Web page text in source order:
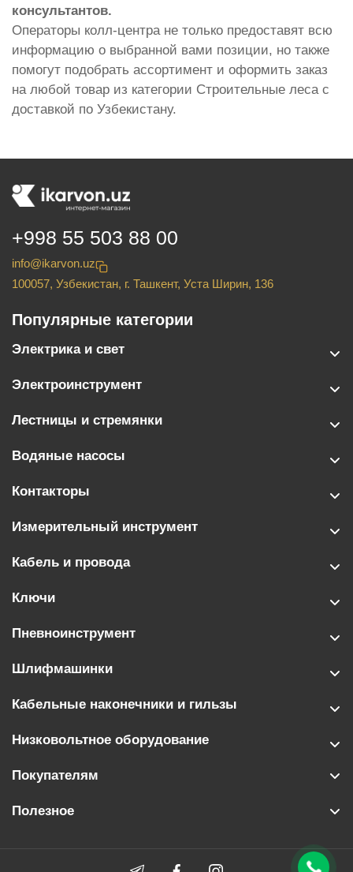
консультантов.
Операторы колл-центра не только предоставят всю
информацию о выбранной вами позиции, но также
помогут подобрать ассортимент и оформить заказ
на любой товар из категории Строительные леса с
доставкой по Узбекистану.
+998 55 503 88 00
info@ikarvon.uz
100057, Узбекистан, г. Ташкент, Уста Ширин, 136
Популярные категории
Электрика и свет
Электроинструмент
Лестницы и стремянки
Водяные насосы
Контакторы
Измерительный инструмент
Кабель и провода
Ключи
Пневноинструмент
Шлифмашинки
Кабельные наконечники и гильзы
Низковольтное оборудование
Покупателям
Полезное